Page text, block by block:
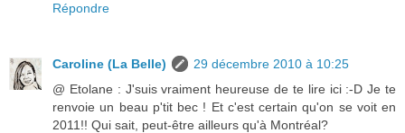
Répondre
Caroline (La Belle)
29 décembre 2010 à 10:25
@ Etolane : J'suis vraiment heureuse de te lire ici :-D Je te
renvoie un beau p'tit bec ! Et c'est certain qu'on se voit en
2011!! Qui sait, peut-être ailleurs qu'à Montréal?